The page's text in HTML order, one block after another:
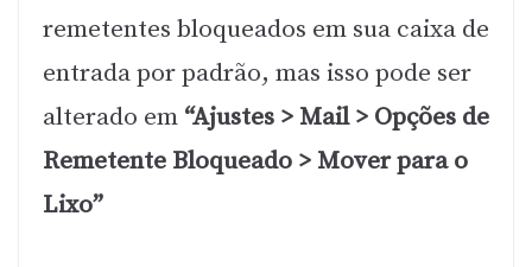
remetentes bloqueados em sua caixa de
entrada por padrão, mas isso pode ser
alterado em “Ajustes > Mail > Opções de
Remetente Bloqueado > Mover para o
Lixo”